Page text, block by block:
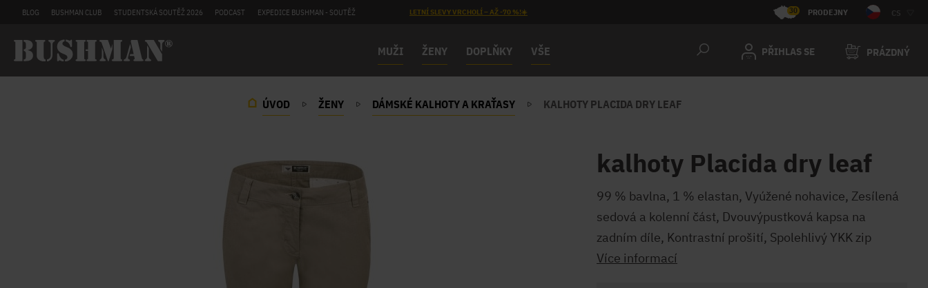
BLOG BUSHMAN CLUB STUDENTSKÁ SOUTĚŽ 2026 PODCAST EXPEDICE BUSHMAN - SOUTĚŽ LETNÍ SLEVY VRCHOLÍ – AŽ -70 %!☀️ 30 PRODEJNY CS
MUŽI ŽENY DOPLŇKY VŠE PŘIHLAS SE PRÁZDNÝ
ÚVOD ŽENY DÁMSKÉ KALHOTY A KRAŤASY KALHOTY PLACIDA DRY LEAF
kalhoty Placida dry leaf
99 % bavlna, 1 % elastan, Vyúžené nohavice, Zesílená
sedová a kolenní část, Dvouvýpustková kapsa na
zadním díle, Kontrastní prošití, Spolehlivý YKK zip
Více informací